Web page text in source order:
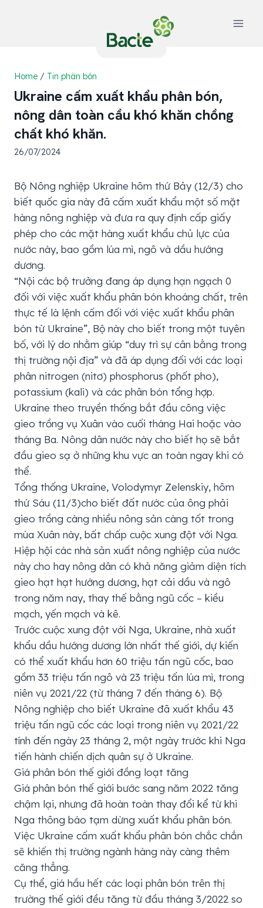
Home / Tin phân bón
Ukraine cấm xuất khẩu phân bón,
nông dân toàn cầu khó khăn chồng
chất khó khăn.
26/07/2024
Bộ Nông nghiệp Ukraine hôm thứ Bảy (12/3) cho
biết quốc gia này đã cấm xuất khẩu một số mặt
hàng nông nghiệp và đưa ra quy định cấp giấy
phép cho các mặt hàng xuất khẩu chủ lực của
nước này, bao gồm lúa mì, ngô và dầu hướng
dương.
“Nội các bộ trưởng đang áp dụng hạn ngạch 0
đối với việc xuất khẩu phân bón khoáng chất, trên
thực tế là lệnh cấm đối với việc xuất khẩu phân
bón từ Ukraine”, Bộ này cho biết trong một tuyên
bố, với lý do nhằm giúp “duy trì sự cân bằng trong
thị trường nội địa” và đã áp dụng đối với các loại
phân nitrogen (nitơ) phosphorus (phốt pho),
potassium (kali) và các phân bón tổng hợp.
Ukraine theo truyền thống bắt đầu công việc
gieo trồng vụ Xuân vào cuối tháng Hai hoặc vào
tháng Ba. Nông dân nước này cho biết họ sẽ bắt
đầu gieo sạ ở những khu vực an toàn ngay khi có
thể.
Tổng thống Ukraine, Volodymyr Zelenskiy, hôm
thứ Sáu (11/3)cho biết đất nước của ông phải
gieo trồng càng nhiều nông sản càng tốt trong
mùa Xuân này, bất chấp cuộc xung đột với Nga.
Hiệp hội các nhà sản xuất nông nghiệp của nước
này cho hay nông dân có khả năng giảm diện tích
gieo hạt hạt hướng dương, hạt cải dầu và ngô
trong năm nay, thay thế bằng ngũ cốc – kiều
mạch, yến mạch và kê.
Trước cuộc xung đột với Nga, Ukraine, nhà xuất
khẩu dầu hướng dương lớn nhất thế giới, dự kiến
có thể xuất khẩu hơn 60 triệu tấn ngũ cốc, bao
gồm 33 triệu tấn ngô và 23 triệu tấn lúa mì, trong
niên vụ 2021/22 (từ tháng 7 đến tháng 6). Bộ
Nông nghiệp cho biết Ukraine đã xuất khẩu 43
triệu tấn ngũ cốc các loại trong niên vụ 2021/22
tính đến ngày 23 tháng 2, một ngày trước khi Nga
tiến hành chiến dịch quân sự ở Ukraine.
Giá phân bón thế giới đồng loạt tăng
Giá phân bón thế giới bước sang năm 2022 tăng
chậm lại, nhưng đã hoàn toàn thay đổi kể từ khi
Nga thông báo tạm dừng xuất khẩu phân bón.
Việc Ukraine cấm xuất khẩu phân bón chắc chắn
sẽ khiến thị trường ngành hàng này càng thêm
căng thẳng.
Cụ thể, giá hầu hết các loại phân bón trên thị
trường thế giới đều tăng từ đầu tháng 3/2022 so